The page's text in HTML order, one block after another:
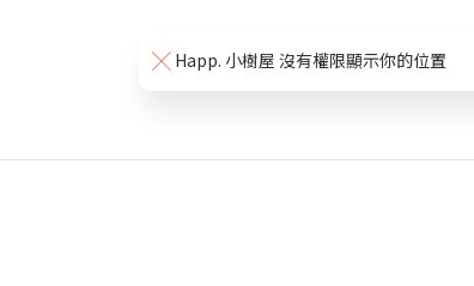
Happ. 小樹屋 沒有權限顯示你的位置